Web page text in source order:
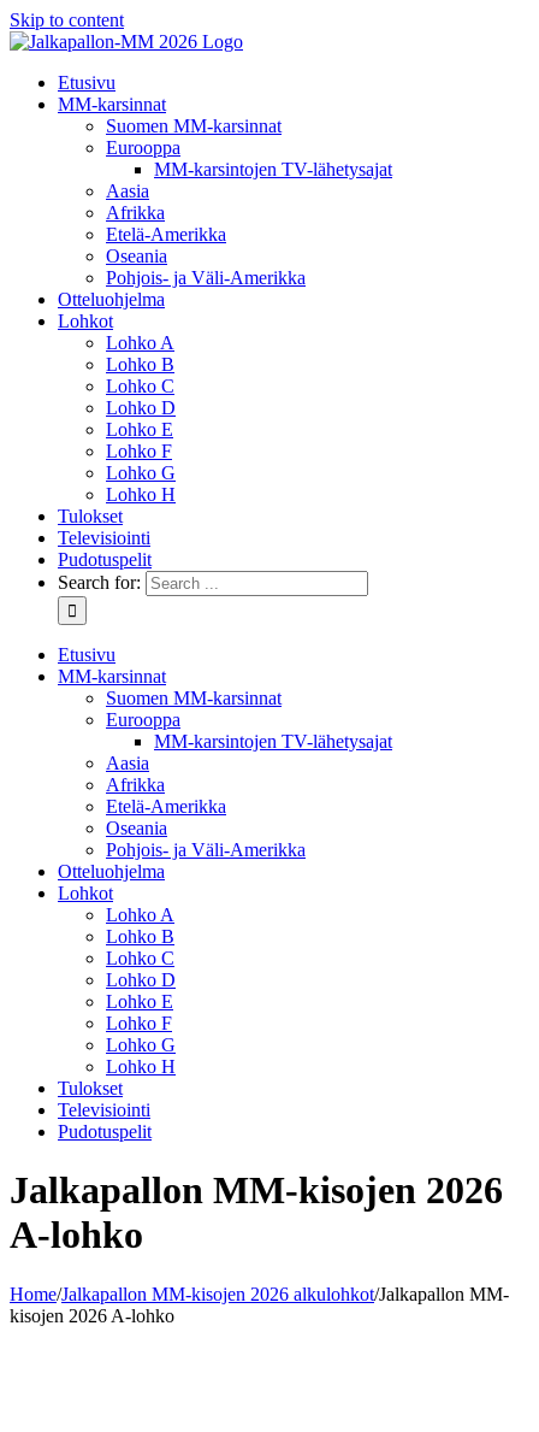
Skip to content
Etusivu
MM-karsinnat
Suomen MM-karsinnat
Eurooppa
MM-karsintojen TV-lähetysajat
Aasia
Afrikka
Etelä-Amerikka
Oseania
Pohjois- ja Väli-Amerikka
Otteluohjelma
Lohkot
Lohko A
Lohko B
Lohko C
Lohko D
Lohko E
Lohko F
Lohko G
Lohko H
Tulokset
Televisiointi
Pudotuspelit
Search for:
Etusivu
MM-karsinnat
Suomen MM-karsinnat
Eurooppa
MM-karsintojen TV-lähetysajat
Aasia
Afrikka
Etelä-Amerikka
Oseania
Pohjois- ja Väli-Amerikka
Otteluohjelma
Lohkot
Lohko A
Lohko B
Lohko C
Lohko D
Lohko E
Lohko F
Lohko G
Lohko H
Tulokset
Televisiointi
Pudotuspelit
Jalkapallon MM-kisojen 2026
A-lohko
Home/Jalkapallon MM-kisojen 2026 alkulohkot/Jalkapallon MM-
kisojen 2026 A-lohko